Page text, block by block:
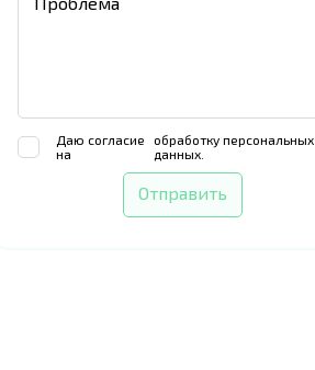
Даю согласие
на
обработку персональных
данных.
Отправить